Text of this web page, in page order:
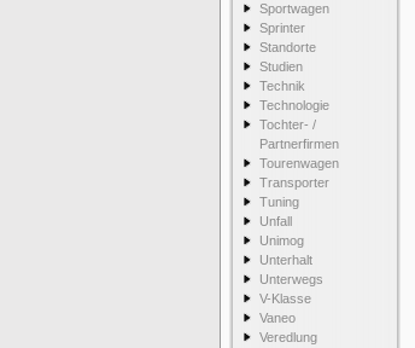
Sportwagen
Sprinter
Standorte
Studien
Technik
Technologie
Tochter- /
Partnerfirmen
Tourenwagen
Transporter
Tuning
Unfall
Unimog
Unterhalt
Unterwegs
V-Klasse
Vaneo
Veredlung